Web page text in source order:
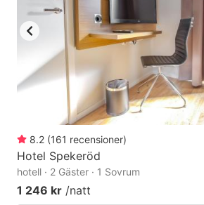
to
get
the
keyboard
shortcuts
for
changing
dates.
8.2 (161 recensioner)
Hotel Spekeröd
hotell · 2 Gäster · 1 Sovrum
1 246 kr /natt